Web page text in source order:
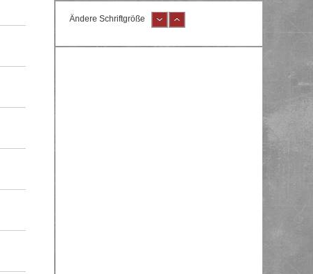
Ändere Schriftgröße